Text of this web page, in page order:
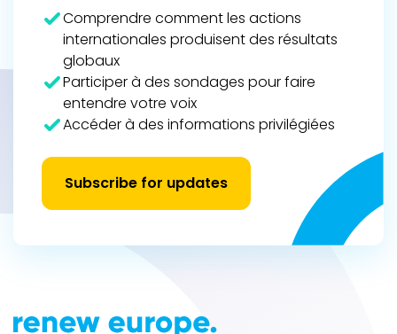
Comprendre comment les actions
internationales produisent des résultats
globaux
Participer à des sondages pour faire
entendre votre voix
Accéder à des informations privilégiées
Subscribe for updates